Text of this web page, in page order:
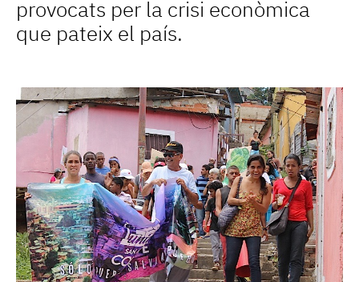
provocats per la crisi econòmica
que pateix el país.